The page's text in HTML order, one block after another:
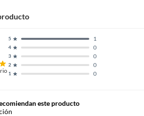
1 0
2 0
3 0
4 0
5 1
este producto